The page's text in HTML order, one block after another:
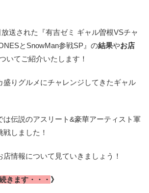
送された『有吉ゼミ ギャル曽根VSチャ
とSnowMan参戦SP』の結果やお店
いてご紹介いたします！
盛りグルメにチャレンジしてきたギャル
は伝説のアスリート&豪華アーティスト軍
しました！
情報について見ていきましょう！
きます・・・ 》